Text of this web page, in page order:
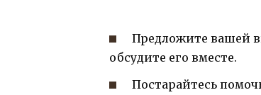
Предложите вашей
обсудите его вместе.
Постарайтесь